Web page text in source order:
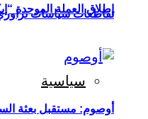
إطلاق العملة الموحدة “إيكو” في 2027.. “إيكواس”
سياسية
تقاطعات سياسات
أوصوم: مستقبل بعثة